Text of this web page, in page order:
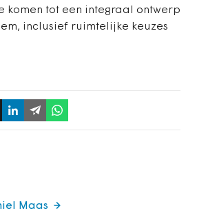
komen tot een integraal ontwerp
inclusief ruimtelijke keuzes
Maas